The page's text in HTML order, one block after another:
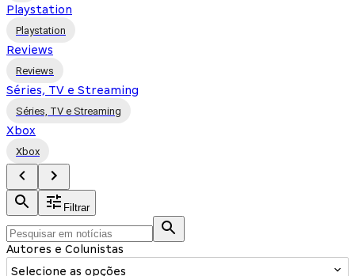
Playstation
Playstation
Reviews
Reviews
Séries, TV e Streaming
Séries, TV e Streaming
Xbox
Xbox
Filtrar
Autores e Colunistas
Selecione as opções